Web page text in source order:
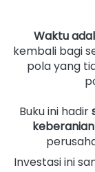
Waktu
kembali bagi
pola yang
Buku ini hadir
Investasi ini